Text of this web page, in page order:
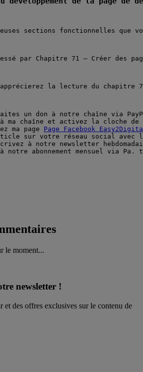
sections fonctionnelles
par Chapitre 71 – Créer des
apprécierez la lecture du
un don à notre chaîne via
à ma chaîne et activez la cloche
ma page Page Facebook
sur votre réseau social avec
à notre newsletter
à notre abonnement mensuel via
le moment...
newsletter !
et des offres exclusives sur le contenu de